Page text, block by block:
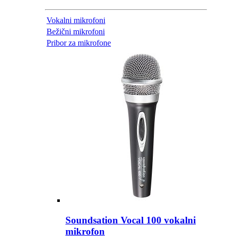
Vokalni mikrofoni
Bežični mikrofoni
Pribor za mikrofone
Soundsation Vocal 100 vokalni
mikrofon